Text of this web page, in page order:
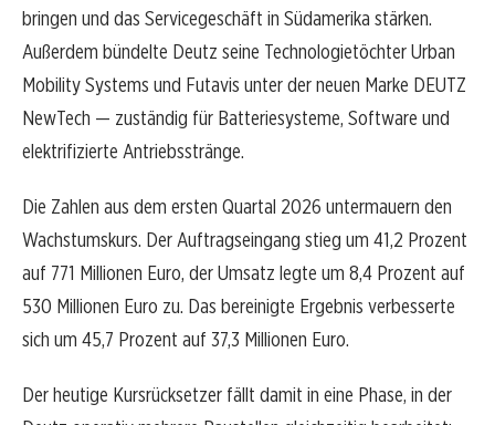
bringen und das Servicegeschäft in Südamerika stärken.
Außerdem bündelte Deutz seine Technologietöchter Urban
Mobility Systems und Futavis unter der neuen Marke DEUTZ
NewTech — zuständig für Batteriesysteme, Software und
elektrifizierte Antriebsstränge.
Die Zahlen aus dem ersten Quartal 2026 untermauern den
Wachstumskurs. Der Auftragseingang stieg um 41,2 Prozent
auf 771 Millionen Euro, der Umsatz legte um 8,4 Prozent auf
530 Millionen Euro zu. Das bereinigte Ergebnis verbesserte
sich um 45,7 Prozent auf 37,3 Millionen Euro.
Der heutige Kursrücksetzer fällt damit in eine Phase, in der